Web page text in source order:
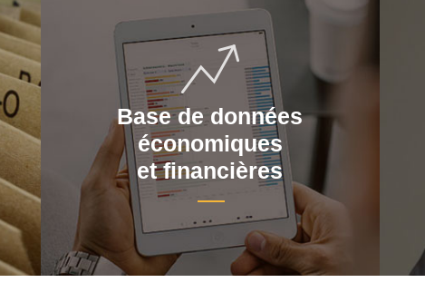
Base de données
économiques
et financières